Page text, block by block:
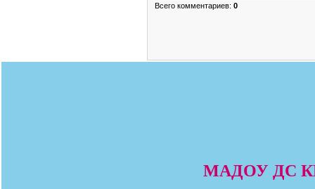
Всего комментариев: 0
МАДОУ ДС